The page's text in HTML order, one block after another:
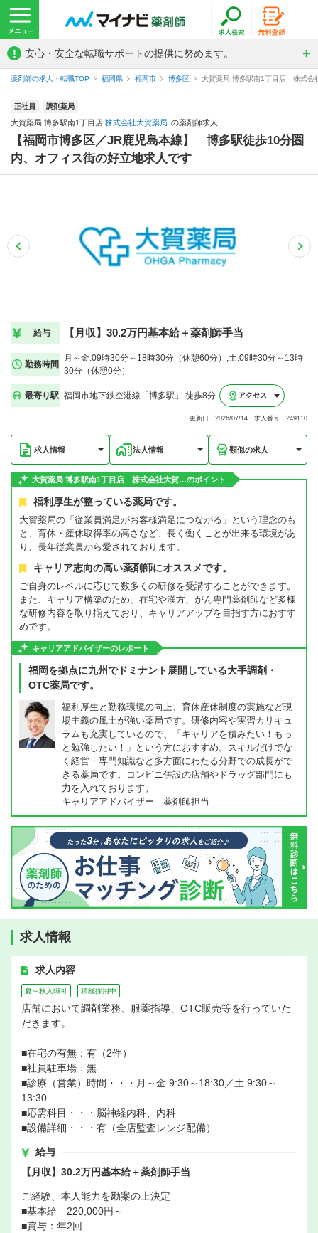
! 安心・安全な転職サポートの提供に努めます。
薬剤師の求人・転職TOP 福岡県 福岡市 博多区 大賀薬局 博多駅南1丁目店 株式会
正社員 調剤薬局
大賀薬局 博多駅南1丁目店 株式会社大賀薬局 の薬剤師求人
【福岡市博多区／JR鹿児島本線】 博多駅徒歩10分圏
内、オフィス街の好立地求人です
給与 【月収】30.2万円基本給＋薬剤師手当
勤務時間
月～金:09時30分～18時30分（休憩60分）,土:09時30分～13時
30分（休憩0分）
最寄り駅 福岡市地下鉄空港線「博多駅」 徒歩8分 アクセス
更新日：2026/07/14 求人番号：249110
求人情報 法人情報 類似の求人
大賀薬局 博多駅南1丁目店 株式会社大賀…のポイント
福利厚生が整っている薬局です。
大賀薬局の「従業員満足がお客様満足につながる」という理念のも
と、育休・産休取得率の高さなど、長く働くことが出来る環境があ
り、長年従業員から愛されております。
キャリア志向の高い薬剤師にオススメです。
ご自身のレベルに応じて数多くの研修を受講することができます。
また、キャリア構築のため、在宅や漢方、がん専門薬剤師など多様
な研修内容を取り揃えており、キャリアアップを目指す方におすす
めです。
キャリアアドバイザーのレポート
福岡を拠点に九州でドミナント展開している大手調剤・
OTC薬局です。
福利厚生と勤務環境の向上、育休産休制度の実施など現
場主義の風土が強い薬局です。研修内容や実習カリキュ
ラムも充実しているので、「キャリアを積みたい！もっ
と勉強したい！」という方におすすめ。スキルだけでな
く経営・専門知識など多方面にわたる分野での成長がで
きる薬局です。コンビニ併設の店舗やドラッグ部門にも
力を入れております。
キャリアアドバイザー 薬剤師担当
求人情報
求人内容
夏～秋入職可 積極採用中
店舗において調剤業務、服薬指導、OTC販売等を行っていた
だきます。
■在宅の有無：有（2件）
■社員駐車場：無
■診療（営業）時間・・・月～金 9:30～18:30／土 9:30～
13:30
■応需科目・・・脳神経内科、内科
■設備詳細・・・有（全店監査レンジ配備）
給与
【月収】30.2万円基本給＋薬剤師手当
ご経験、本人能力を勘案の上決定
■基本給 220,000円～
■賞与：年2回